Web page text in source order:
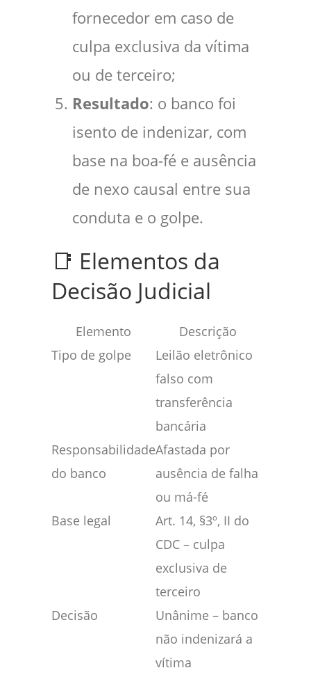
fornecedor em caso de
culpa exclusiva da vítima
ou de terceiro;
Resultado: o banco foi
isento de indenizar, com
base na boa-fé e ausência
de nexo causal entre sua
conduta e o golpe.
📑 Elementos da
Decisão Judicial
Elemento
Descrição
Tipo de golpe
Leilão eletrônico
falso com
transferência
bancária
Responsabilidade
do banco
Afastada por
ausência de falha
ou má-fé
Base legal
Art. 14, §3º, II do
CDC – culpa
exclusiva de
terceiro
Decisão
Unânime – banco
não indenizará a
vítima